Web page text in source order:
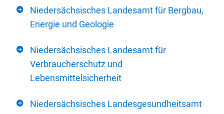
Niedersächsisches Landesamt für Bergbau,
Energie und Geologie
Niedersächsisches Landesamt für
Verbraucherschutz und
Lebensmittelsicherheit
Niedersächsisches Landesgesundheitsamt